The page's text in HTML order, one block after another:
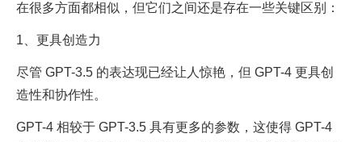
在很多方面都相似，但它们之间还是存在一些关键区别：
1、更具创造力
尽管 GPT-3.5 的表达现已经让人惊艳，但 GPT-4 更具创
造性和协作性。
GPT-4 相较于 GPT-3.5 具有更多的参数，这使得 GPT-4